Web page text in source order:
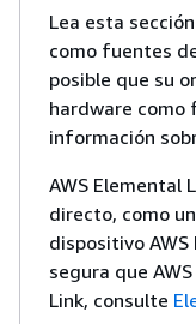
Lea esta
como fuentes
posible que su
hardware como
información
AWS Elemental
directo, como
dispositivo
segura que
Link, consulte